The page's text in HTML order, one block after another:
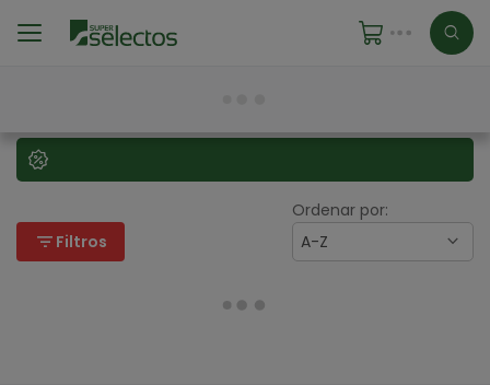
filter_list Filtros
Ordenar por:
A-Z